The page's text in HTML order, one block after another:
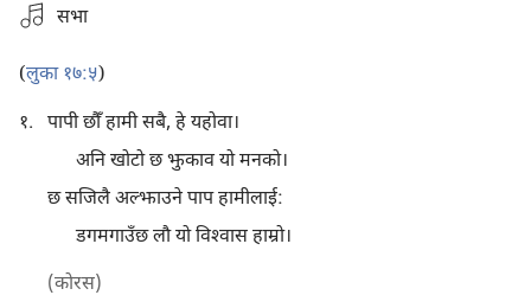
एउटा
रेकर्डिङ
सभा
(लुका १७:५)
१.
पापी छौँ हामी सबै, हे यहोवा।
अनि खोटो छ झुकाव यो मनको।
छ सजिलै अल्झाउने पाप हामीलाई:
डगमगाउँछ लौ यो विश्‍वास हाम्रो।
(कोरस)